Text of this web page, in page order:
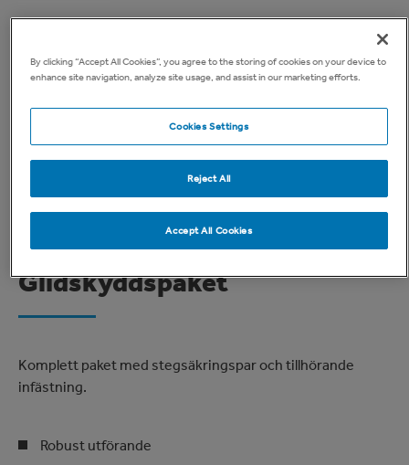
Glidskyddspaket
Komplett paket med stegsäkringspar och tillhörande
infästning.
Robust utförande
By clicking “Accept All Cookies”, you agree to the storing of cookies on your device to
enhance site navigation, analyze site usage, and assist in our marketing efforts.
Cookies Settings
Reject All
Accept All Cookies